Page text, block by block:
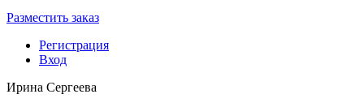
Разместить заказ
Регистрация
Вход
Ирина Сергеева